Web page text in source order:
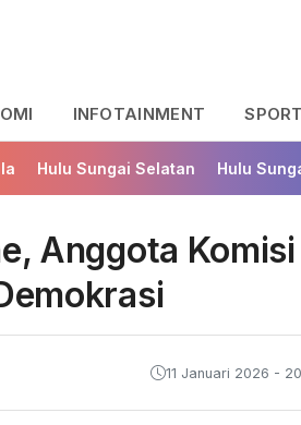
INFOTAINMENT SPORT
Hulu Sungai Selatan Hulu
Anggota Komisi
11 Januari 2026 -